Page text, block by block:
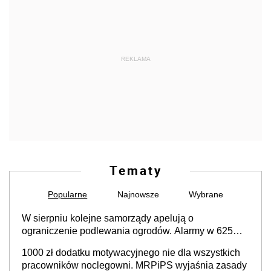
REKLAMA
Tematy
Popularne Najnowsze Wybrane
W sierpniu kolejne samorządy apelują o
ograniczenie podlewania ogrodów. Alarmy w 625
cały kraj
1000 zł dodatku motywacyjnego nie dla wszystkich
pracowników noclegowni. MRPiPS wyjaśnia zasady